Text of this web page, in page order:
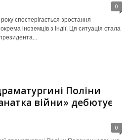
0
спостерігається зростання
іноземців з Індії. Ця ситуація стала
Поліни
війни» дебютує
0